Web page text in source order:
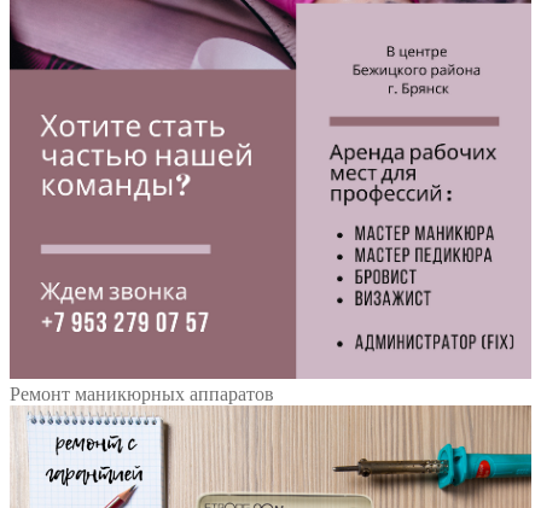
Ремонт маникюрных аппаратов